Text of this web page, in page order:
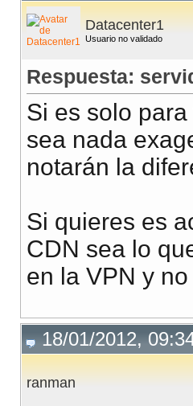
Datacenter1
Usuario no validado
Respuesta:
Si es solo
sea nada
notarán la
Si quieres es
CDN sea lo
en la VPN y
18/01/2012,
ranman